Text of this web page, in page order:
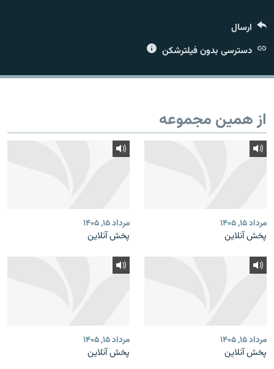
زبان‌های دیگر
ارسال
دسترسی بدون فیلترشکن
از همین مجموعه
مرداد ۱۵, ۱۴۰۵
پخش آنلاین
مرداد ۱۵, ۱۴۰۵
پخش آنلاین
مرداد ۱۵, ۱۴۰۵
پخش آنلاین
مرداد ۱۵, ۱۴۰۵
پخش آنلاین